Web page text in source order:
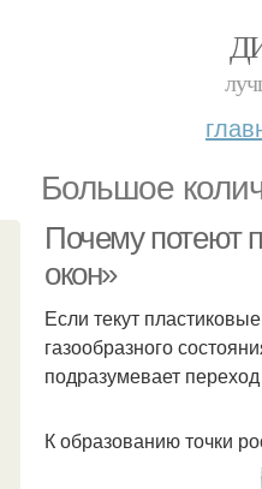
Большое
Почему потеют
окон»
Если текут
газообразного
подразумевает
К образованию точки